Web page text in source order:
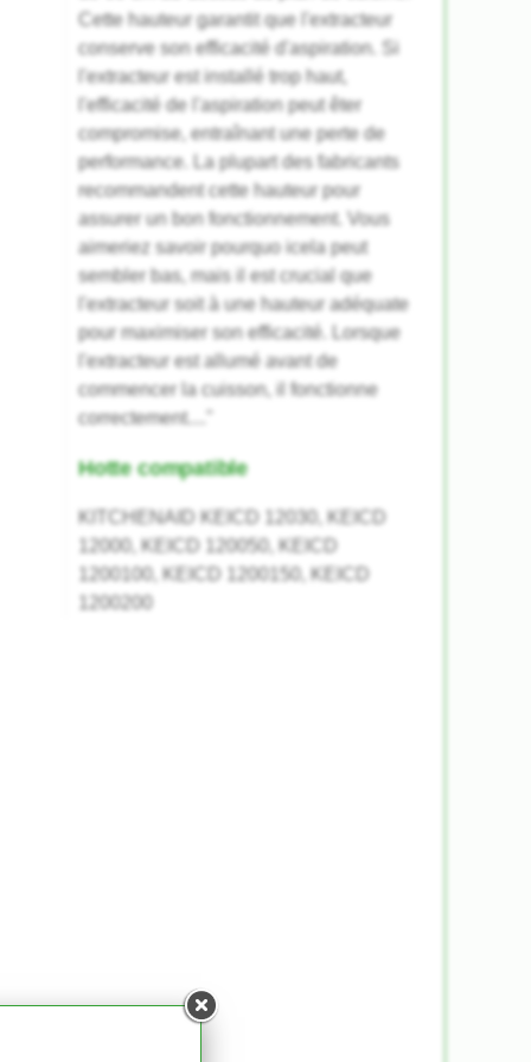
Cette hauteur garantit que l'extracteur
conserve son efficacité d'aspiration. Si
l'extracteur est installé trop haut,
l'efficacité de l'aspiration peut êter
compromise, entraînant une perte de
performance. La plupart des fabricants
recommandent cette hauteur pour
assurer un bon fonctionnement. Vous
aimeriez savoir pourquo icela peut
sembler bas, mais il est crucial que
l'extracteur soit à une hauteur adéquate
pour maximiser son efficacité. Lorsque
l'extracteur est allumé avant de
commencer la cuisson, il fonctionne
correctement...."
Hotte compatible
KITCHENAID KEICD 12030, KEICD
12000, KEICD 120050, KEICD
1200100, KEICD 1200150, KEICD
1200200